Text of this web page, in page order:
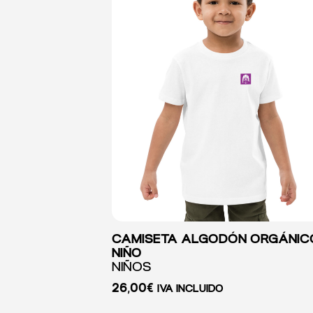
CAMISETA ALGODÓN
NIÑO
NIÑOS
26,00€ IVA INCLUIDO